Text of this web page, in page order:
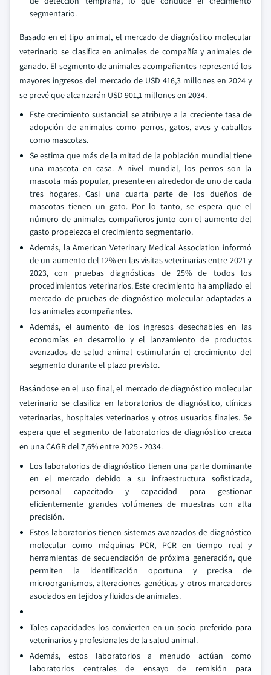
segmentario.
Basado en el tipo animal, el mercado de diagnóstico molecular
veterinario se clasifica en animales de compañía y animales de
ganado. El segmento de animales acompañantes representó los
mayores ingresos del mercado de USD 416,3 millones en 2024 y
se prevé que alcanzarán USD 901,1 millones en 2034.
Este crecimiento sustancial se atribuye a la creciente tasa de
adopción de animales como perros, gatos, aves y caballos
como mascotas.
Se estima que más de la mitad de la población mundial tiene
una mascota en casa. A nivel mundial, los perros son la
mascota más popular, presente en alrededor de uno de cada
tres hogares. Casi una cuarta parte de los dueños de
mascotas tienen un gato. Por lo tanto, se espera que el
número de animales compañeros junto con el aumento del
gasto propelezca el crecimiento segmentario.
Además, la American Veterinary Medical Association informó
de un aumento del 12% en las visitas veterinarias entre 2021 y
2023, con pruebas diagnósticas de 25% de todos los
procedimientos veterinarios. Este crecimiento ha ampliado el
mercado de pruebas de diagnóstico molecular adaptadas a
los animales acompañantes.
Además, el aumento de los ingresos desechables en las
economías en desarrollo y el lanzamiento de productos
avanzados de salud animal estimularán el crecimiento del
segmento durante el plazo previsto.
Basándose en el uso final, el mercado de diagnóstico molecular
veterinario se clasifica en laboratorios de diagnóstico, clínicas
veterinarias, hospitales veterinarios y otros usuarios finales. Se
espera que el segmento de laboratorios de diagnóstico crezca
en una CAGR del 7,6% entre 2025 - 2034.
Los laboratorios de diagnóstico tienen una parte dominante
en el mercado debido a su infraestructura sofisticada,
personal capacitado y capacidad para gestionar
eficientemente grandes volúmenes de muestras con alta
precisión.
Estos laboratorios tienen sistemas avanzados de diagnóstico
molecular como máquinas PCR, PCR en tiempo real y
herramientas de secuenciación de próxima generación, que
permiten la identificación oportuna y precisa de
microorganismos, alteraciones genéticas y otros marcadores
asociados en tejidos y fluidos de animales.
Tales capacidades los convierten en un socio preferido para
veterinarios y profesionales de la salud animal.
Además, estos laboratorios a menudo actúan como
laboratorios centrales de ensayo de remisión para